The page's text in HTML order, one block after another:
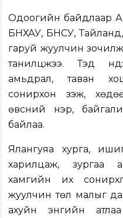
Одоогийн байдлаар
БНХАУ, БНСУ,
гаруй жуулчин
танилцжээ. Тэд
амьдрал, таван
сонирхон үзэж,
өвсний үнэр,
байлаа.
Ялангуяа хурга,
харилцаж, зургаа
хамгийн их
жуулчин төл малыг
ахуйн энгийн